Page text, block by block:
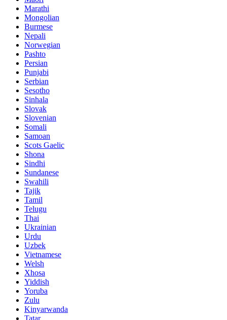
Marathi
Mongolian
Burmese
Nepali
Norwegian
Pashto
Persian
Punjabi
Serbian
Sesotho
Sinhala
Slovak
Slovenian
Somali
Samoan
Scots Gaelic
Shona
Sindhi
Sundanese
Swahili
Tajik
Tamil
Telugu
Thai
Ukrainian
Urdu
Uzbek
Vietnamese
Welsh
Xhosa
Yiddish
Yoruba
Zulu
Kinyarwanda